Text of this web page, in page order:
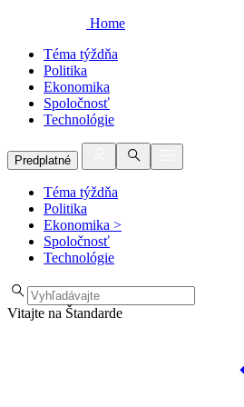
Home
Téma týždňa
Politika
Ekonomika
Spoločnosť
Technológie
Predplatné
Téma týždňa
Politika
Ekonomika >
Spoločnosť
Technológie
Vitajte na Štandarde